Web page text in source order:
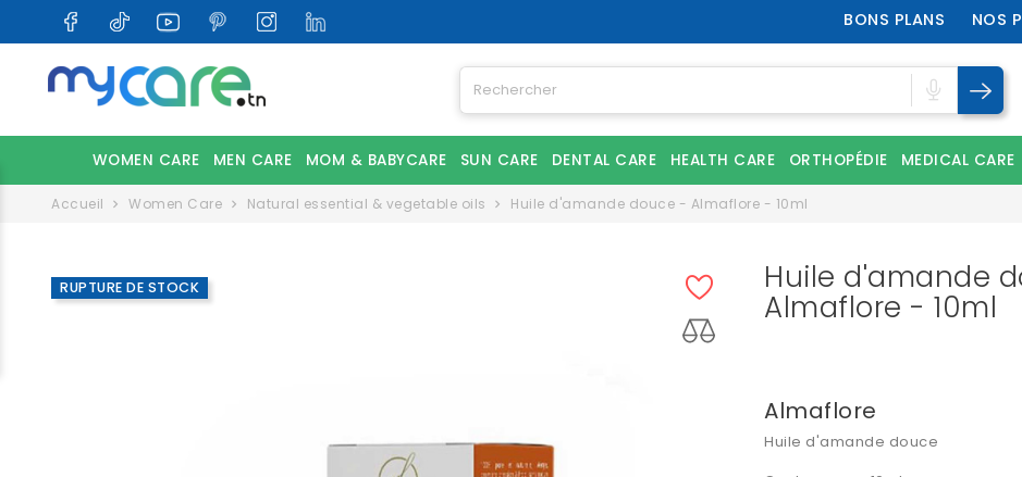
BONS PLANS NOS
WOMEN CARE MEN CARE MOM & BABYCARE SUN CARE DENTAL CARE HEALTH CARE ORTHOPÉDIE MEDICAL CARE
Accueil Women Care Natural essential & vegetable oils Huile d'amande douce - Almaflore - 10ml
RUPTURE DE STOCK Huile d'amande
Almaflore - 10ml
Almaflore
Huile d'amande douce